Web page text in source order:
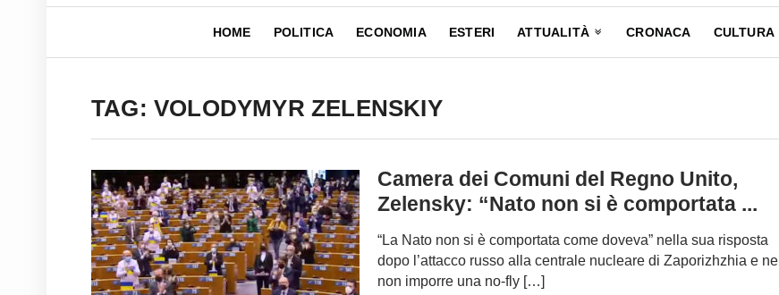
HOME POLITICA ECONOMIA ESTERI ATTUALITÀ CRONACA CULTURA
TAG: VOLODYMYR ZELENSKIY
Camera dei Comuni del Regno Unito,
Zelensky: “Nato non si è comportata ...
“La Nato non si è comportata come doveva” nella sua risposta
dopo l’attacco russo alla centrale nucleare di Zaporizhzhia e nel
non imporre una no-fly […]